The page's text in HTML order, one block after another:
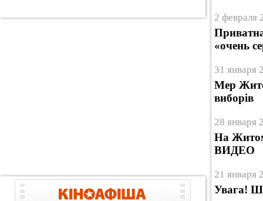
2 февраля
«очень
31 января
Мер
виборів
28 января
На
ВИДЕО
21 января
Увага!